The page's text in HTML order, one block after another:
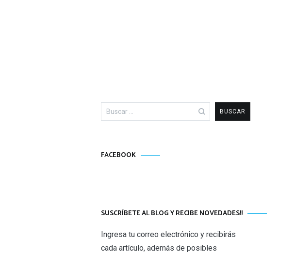
Buscar:
FACEBOOK
SUSCRÍBETE AL BLOG Y RECIBE NOVEDADES!!
Ingresa tu correo electrónico y recibirás
cada artículo, además de posibles